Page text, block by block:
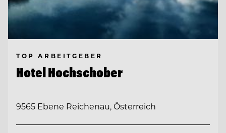
TOP ARBEITGEBER
Hotel Hochschober
9565 Ebene Reichenau, Österreich